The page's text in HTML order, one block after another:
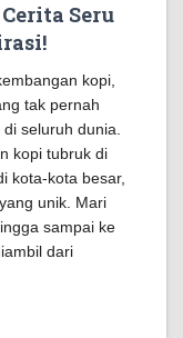
Seru
kopi,
tak pernah
seluruh dunia.
kopi tubruk di
kota-kota besar,
unik. Mari
sampai ke
dari